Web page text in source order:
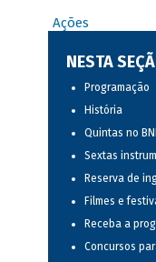
Ações
NESTA
Programação
História
Quintas no
Sextas
Reserva de
Filmes e
Receba a
Concursos